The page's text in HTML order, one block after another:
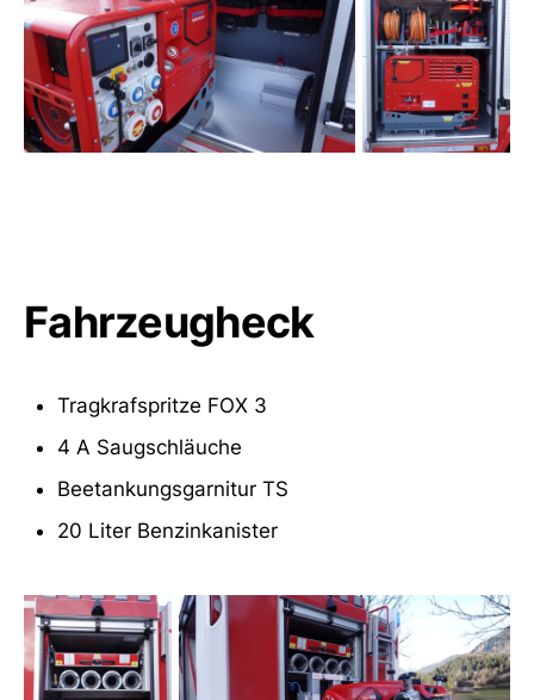
10 Liter Benzinkanister
RLS-2000 Rosenbauer
Stromerzeuger
Betankungsgarnitur
Verlängerungskabel 230V
Fahrzeugheck
Tragkrafspritze FOX 3
4 A Saugschläuche
Beetankungsgarnitur TS
20 Liter Benzinkanister